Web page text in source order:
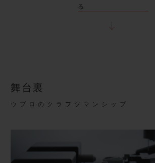
る
舞台裏
ウブロのクラフツマンシップ